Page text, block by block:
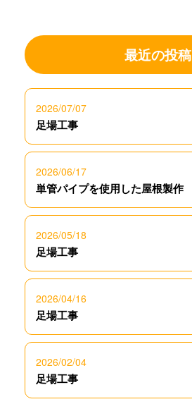
最近の投稿
2026/07/07
足場工事
2026/06/17
単管パイプを使用した屋根製作
2026/05/18
足場工事
2026/04/16
足場工事
2026/02/04
足場工事